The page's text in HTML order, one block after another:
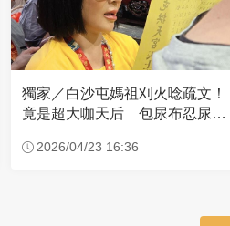
獨家／白沙屯媽祖刈火唸疏文！
竟是超大咖天后 包尿布忍尿5
2026/04/23 16:36